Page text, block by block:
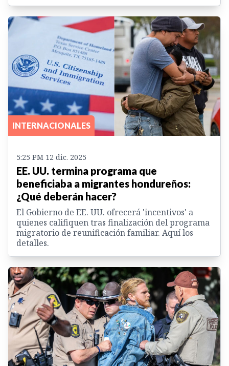
INTERNACIONALES
5:25 PM 12 dic. 2025
EE. UU. termina programa que
beneficiaba a migrantes hondureños:
¿Qué deberán hacer?
El Gobierno de EE. UU. ofrecerá 'incentivos' a
quienes califiquen tras finalización del programa
migratorio de reunificación familiar. Aquí los
detalles.